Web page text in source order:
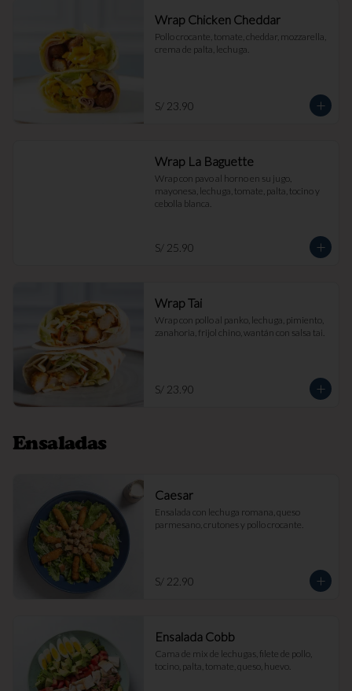
Wrap Chicken Cheddar
Pollo crocante, tomate, cheddar, mozzarella,
crema de palta, lechuga.
S/ 23.90
Wrap La Baguette
Wrap con pavo al horno en su jugo,
mayonesa, lechuga, tomate, palta, tocino y
cebolla blanca.
S/ 25.90
Wrap Tai
Wrap con pollo al panko, lechuga, pimiento,
zanahoria, frijol chino, wantán con salsa tai.
S/ 23.90
Ensaladas
Caesar
Ensalada con lechuga romana, queso
parmesano, crutones y pollo crocante.
S/ 22.90
Ensalada Cobb
Cama de mix de lechugas, filete de pollo,
tocino, palta, tomate, queso, huevo.